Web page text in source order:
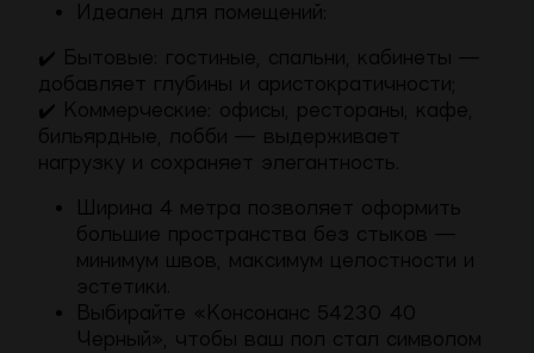
Идеален для помещений:
✔️ Бытовые:
гостиные, спальни, кабинеты —
добавляет глубины и аристократичности;
✔️
Коммерческие:
офисы, рестораны, кафе,
бильярдные, лобби — выдерживает
нагрузку и сохраняет элегантность.
Ширина 4 метра позволяет оформить
большие пространства без стыков —
минимум швов, максимум целостности и
эстетики.
Выбирайте «Консонанс 54230 40
Черный», чтобы ваш пол стал символом